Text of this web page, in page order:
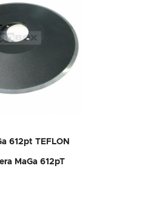
612pt TEFLON
MaGa 612pT